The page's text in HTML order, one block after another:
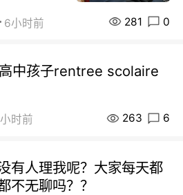
6小时前 281 0
中孩子rentree scolaire
时前 263 6
有人理我呢？大家每天都
不无聊吗？？